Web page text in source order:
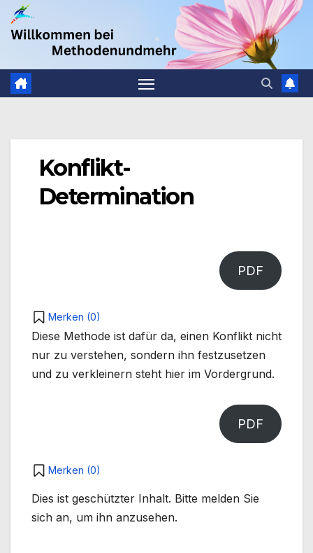
Zum
Inhalt
.
Konflikt-
Determination
PDF
Merken (0)
Diese Methode ist dafür da, einen Konflikt nicht
nur zu verstehen, sondern ihn festzusetzen
und zu verkleinern steht hier im Vordergrund.
PDF
Merken (0)
Dies ist geschützter Inhalt. Bitte melden Sie
sich an, um ihn anzusehen.